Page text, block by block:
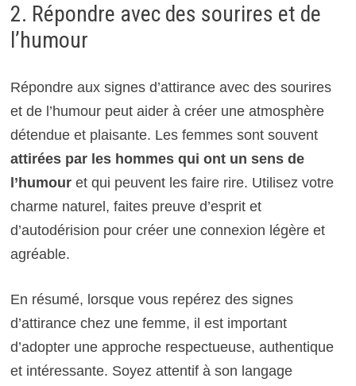
2. Répondre avec des sourires et de
l’humour
Répondre aux signes d’attirance avec des sourires
et de l’humour peut aider à créer une atmosphère
détendue et plaisante. Les femmes sont souvent
attirées par les hommes qui ont un sens de
l’humouret qui peuvent les faire rire. Utilisez votre
charme naturel, faites preuve d’esprit et
d’autodérision pour créer une connexion légère et
agréable.
En résumé, lorsque vous repérez des signes
d’attirance chez une femme, il est important
d’adopter une approche respectueuse, authentique
et intéressante. Soyez attentif à son langage